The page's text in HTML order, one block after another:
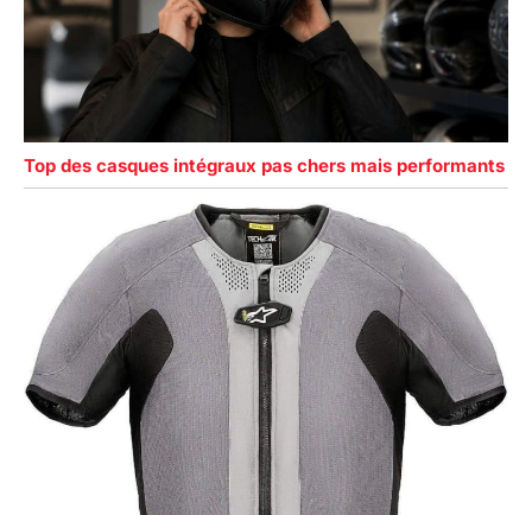
Top des casques intégraux pas chers mais performants